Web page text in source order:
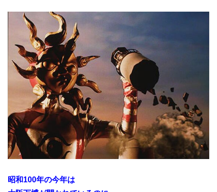
昭和100年の今年は